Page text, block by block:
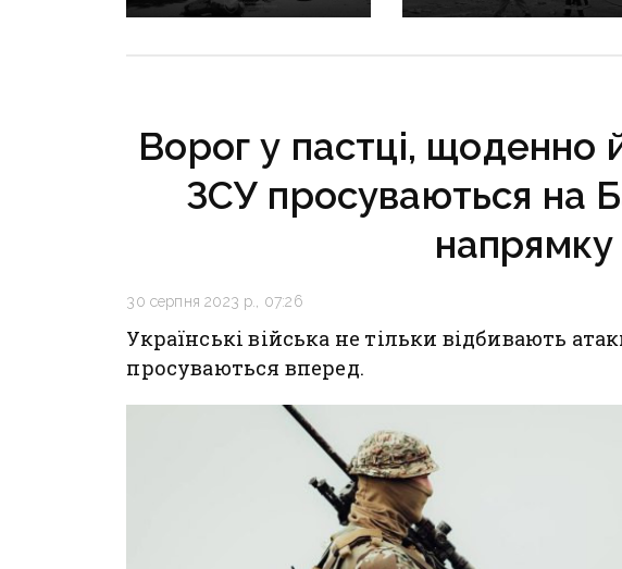
сезону: фронт
воєнні злочини
Ворог у пастці, щоденно
ЗСУ просуваються на
напрямку
30 серпня 2023 р., 07:26
Українські війська не тільки відбивають
просуваються вперед.